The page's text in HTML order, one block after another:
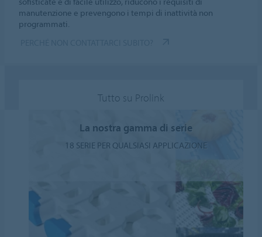
manutenzione e prevengono i tempi di inattività non
programmati.
Tutto su Prolink
La nostra gamma di serie
18 SERIE PER QUALSIASI APPLICAZIONE